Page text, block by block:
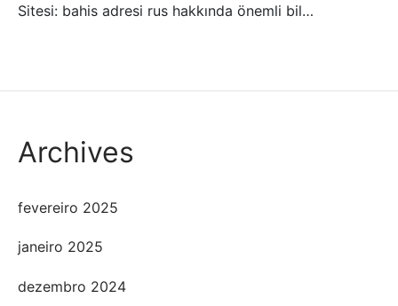
Sitesi: bahis adresi rus hakkında önemli bil…
Archives
fevereiro 2025
janeiro 2025
dezembro 2024